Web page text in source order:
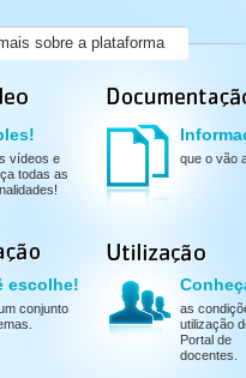
sobre a plataforma
vídeos e
todas as
que o vão
escolhe!
conjunto
as
utilização
Portal de
docentes.